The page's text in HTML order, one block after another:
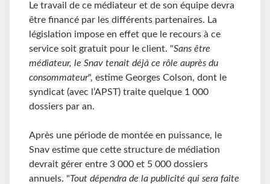
Le travail de ce médiateur et de son équipe devra
être financé par les différents partenaires. La
législation impose en effet que le recours à ce
service soit gratuit pour le client. "Sans être
médiateur, le Snav tenait déjà ce rôle auprès du
consommateur", estime Georges Colson, dont le
syndicat (avec l’APST) traite quelque 1 000
dossiers par an.
Après une période de montée en puissance, le
Snav estime que cette structure de médiation
devrait gérer entre 3 000 et 5 000 dossiers
annuels. "Tout dépendra de la publicité qui sera faite